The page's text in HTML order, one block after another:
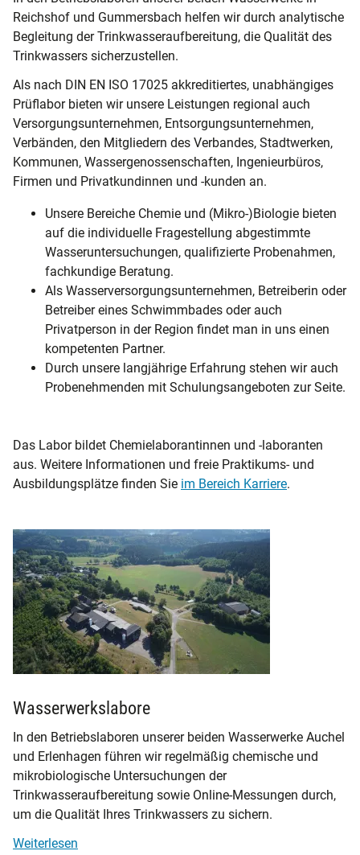
Reichshof und Gummersbach helfen wir durch analytische
Begleitung der Trinkwasseraufbereitung, die Qualität des
Trinkwassers sicherzustellen.
Als nach DIN EN ISO 17025 akkreditiertes, unabhängiges
Prüflabor bieten wir unsere Leistungen regional auch
Versorgungsunternehmen, Entsorgungsunternehmen,
Verbänden, den Mitgliedern des Verbandes, Stadtwerken,
Kommunen, Wassergenossenschaften, Ingenieurbüros,
Firmen und Privatkundinnen und -kunden an.
Unsere Bereiche Chemie und (Mikro-)Biologie bieten
auf die individuelle Fragestellung abgestimmte
Wasseruntersuchungen, qualifizierte Probenahmen,
fachkundige Beratung.
Als Wasserversorgungsunternehmen, Betreiberin oder
Betreiber eines Schwimmbades oder auch
Privatperson in der Region findet man in uns einen
kompetenten Partner.
Durch unsere langjährige Erfahrung stehen wir auch
Probenehmenden mit Schulungsangeboten zur Seite.
Das Labor bildet Chemielaborantinnen und -laboranten
aus. Weitere Informationen und freie Praktikums- und
Ausbildungsplätze finden Sie im Bereich Karriere.
Wasserwerkslabore
In den Betriebslaboren unserer beiden Wasserwerke Auchel
und Erlenhagen führen wir regelmäßig chemische und
mikrobiologische Untersuchungen der
Trinkwasseraufbereitung sowie Online-Messungen durch,
um die Qualität Ihres Trinkwassers zu sichern.
Weiterlesen